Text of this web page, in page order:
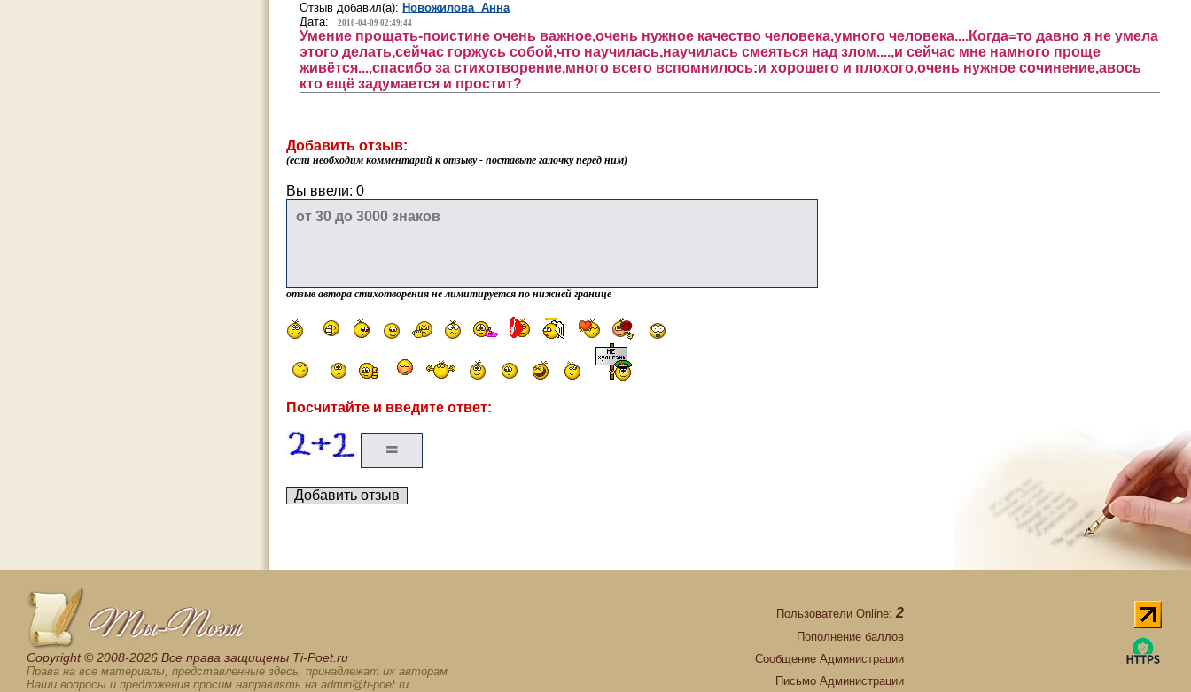
Отзыв добавил(а): Новожилова Анна
Дата:
2010-04-09 02:49:44
Умение прощать-поистине очень важное,очень нужное качество человека,умного человека....Когда=то давно я не умела
этого делать,сейчас горжусь собой,что научилась,научилась смеяться над злом....,и сейчас мне намного проще
живётся...,спасибо за стихотворение,много всего вспомнилось:и хорошего и плохого,очень нужное сочинение,авось
кто ещё задумается и простит?
Добавить отзыв:
(если необходим комментарий к отзыву - поставьте галочку перед ним)
Вы ввели: 0
отзыв автора стихотворения не лимитируется по нижней границе
Посчитайте и введите ответ:
Сopyright © 2008-2026 Все права защищены Ti-Poet.ru
Права на все материалы, представленные здесь, принадлежат их авторам
Ваши вопросы и предложения просим направлять на admin@ti-poet.ru
Пользователи Online:2
Пополнение баллов
Сообщение Администрации
Письмо Администрации